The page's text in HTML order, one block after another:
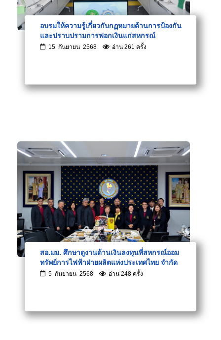
อบรมให้ความรู้เกี่ยวกับกฏหมายด้านการป้องกัน
และปราบปรามการฟอกเงินแก่สหกรณ์
15 กันยายน 2568 อ่าน 261 ครั้ง
สอ.มม. ศึกษาดูงานด้านเงินลงทุนที่สหกรณ์ออม
ทรัพย์การไฟฟ้าฝ่ายผลิตแห่งประเทศไทย จำกัด
5 กันยายน 2568 อ่าน 248 ครั้ง